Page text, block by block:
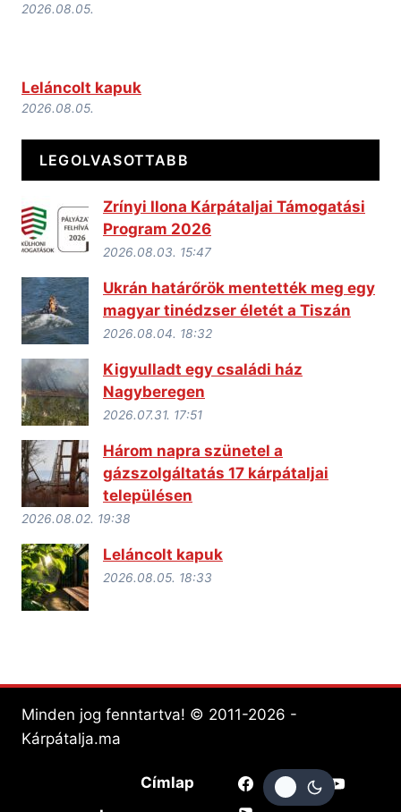
2026.08.05.
Leláncolt kapuk
2026.08.05.
LEGOLVASOTTABB
Zrínyi Ilona Kárpátaljai Támogatási
Program 2026
2026.08.03. 15:47
Ukrán határőrök mentették meg egy
magyar tinédzser életét a Tiszán
2026.08.04. 18:32
Kigyulladt egy családi ház
Nagyberegen
2026.07.31. 17:51
Három napra szünetel a
gázszolgáltatás 17 kárpátaljai
településen
2026.08.02. 19:38
Leláncolt kapuk
2026.08.05. 18:33
Minden jog fenntartva! © 2011-2026 -
Kárpátalja.ma
Címlap